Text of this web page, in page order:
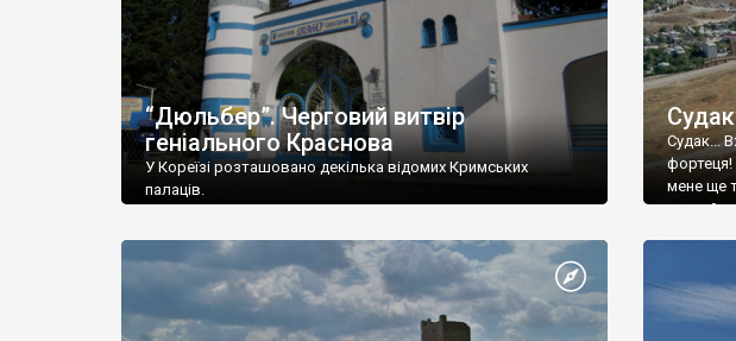
“Дюльбер”. Черговий витвір
геніального Краснова
У Кореїзі розташовано декілька відомих Кримських
палаців.
Судак
Судак...
фортеця!
мене ще